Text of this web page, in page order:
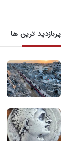
پربازدید ترین ها